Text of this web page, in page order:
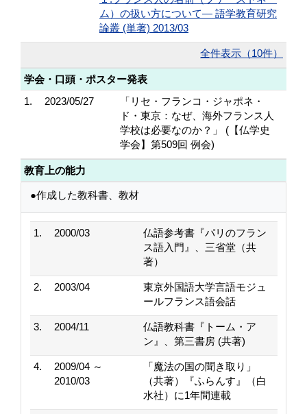
ム）の扱い方について― 語学教育研究
論叢 (単著) 2013/03
全件表示（10件）
学会・口頭・ポスター発表
1.
2023/05/27
「リセ・フランコ・ジャポネ・
ド・東京：なぜ、海外フランス人
学校は必要なのか？」 (【仏学史
学会】第509回 例会)
教育上の能力
●作成した教科書、教材
1. 2000/03
仏語参考書『パリのフラン
ス語入門』、三省堂（共
著）
2. 2003/04
東京外国語大学言語モジュ
ールフランス語会話
3. 2004/11
仏語教科書『トーム・ア
ン』、第三書房 (共著)
4.
2009/04 ～
2010/03
「魔法の国の聞き取り」
（共著）『ふらんす』（白
水社）に1年間連載